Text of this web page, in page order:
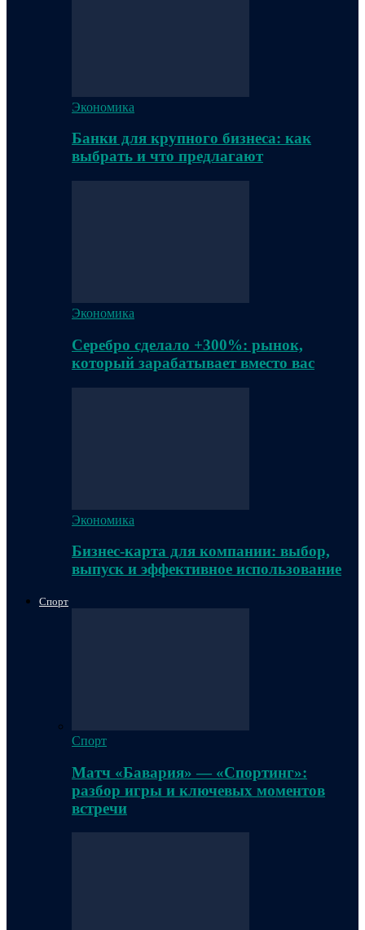
Экономика
Банки для крупного бизнеса: как
выбрать и что предлагают
Экономика
Серебро сделало +300%: рынок,
который зарабатывает вместо вас
Экономика
Бизнес-карта для компании: выбор,
выпуск и эффективное использование
Спорт
Спорт
Матч «Бавария» — «Спортинг»:
разбор игры и ключевых моментов
встречи